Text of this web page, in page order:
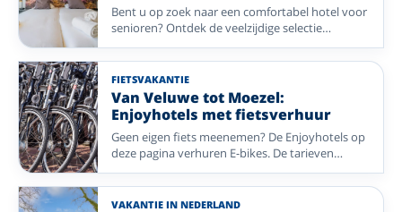
Bent u op zoek naar een comfortabel hotel voor
senioren? Ontdek de veelzijdige selectie
Enjoyhotels met een lift, toegankelijke kamers
en eenpersoonskamers. Kies voor een
ontspannen verblijf in de natuur, een
wellnesshotel of een gezellige stedentrip en
geniet van een compleet verzorgd 5-daags alles-
inclusief-arrangement.
FIETSVAKANTIE
Van Veluwe tot Moezel:
Enjoyhotels met fietsverhuur
Geen eigen fiets meenemen? De Enjoyhotels op
deze pagina verhuren E-bikes. De tarieven
verschillen per hotel. Kies een fietsregio in
Nederland of Duitsland, van kust en rivierdal tot
bos en heide.
VAKANTIE IN NEDERLAND